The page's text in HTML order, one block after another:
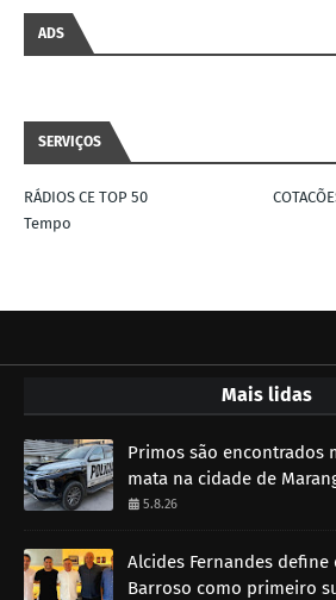
ADS
SERVIÇOS
RÁDIOS CE TOP 50
Tempo
Mais lidas
Primos são encontrados
mata na cidade de
5.8.26
Alcides Fernandes define
Barroso como primeiro